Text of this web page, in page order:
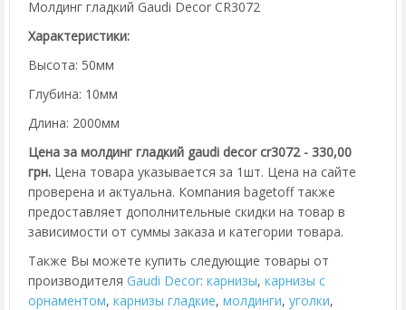
Молдинг гладкий Gaudi Decor CR3072
Характеристики:
Высота: 50мм
Глубина: 10мм
Длина: 2000мм
Цена за молдинг гладкий gaudi decor cr3072 - 330,00
грн. Цена товара указывается за 1шт. Цена на сайте
проверена и актуальна. Компания bagetoff также
предоставляет дополнительные скидки на товар в
зависимости от суммы заказа и категории товара.
Также Вы можете купить следующие товары от
производителя Gaudi Decor: карнизы, карнизы с
орнаментом, карнизы гладкие, молдинги, уголки,